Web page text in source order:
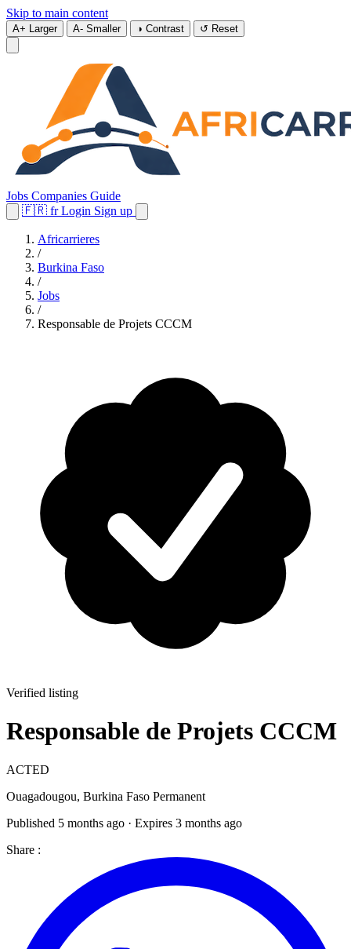
Skip to main content
A+ Larger A- Smaller ◑ Contrast ↺ Reset
Jobs Companies Guide
🇫🇷 fr Login Sign up
Africarrieres
/
Burkina Faso
/
Jobs
/
Responsable de Projets CCCM
Verified listing
Responsable de Projets CCCM
ACTED
Ouagadougou, Burkina Faso Permanent
Published 5 months ago · Expires 3 months ago
Share :